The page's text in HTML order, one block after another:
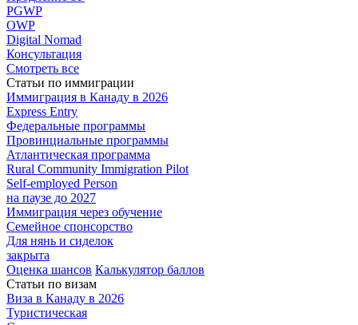
PGWP
OWP
Digital Nomad
Консультация
Смотреть все
Статьи по иммиграции
Иммиграция в Канаду в 2026
Express Entry
Федеральные программы
Провинциальные программы
Атлантическая программа
Rural Community Immigration Pilot
Self-employed Person
на паузе до 2027
Иммиграция через обучение
Семейное спонсорство
Для нянь и сиделок
закрыта
Оценка шансов Калькулятор баллов
Статьи по визам
Виза в Канаду в 2026
Туристическая